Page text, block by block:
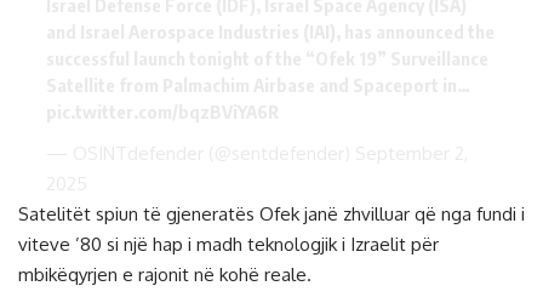
Satelitët spiun të gjeneratës Ofek janë zhvilluar që nga fundi i
viteve ’80 si një hap i madh teknologjik i Izraelit për
mbikëqyrjen e rajonit në kohë reale.